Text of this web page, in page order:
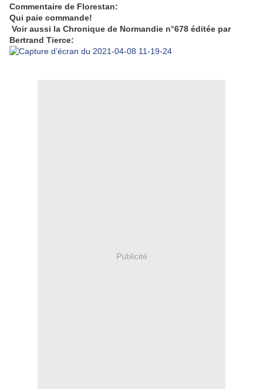
Commentaire de Florestan:
Qui paie commande!
Voir aussi la Chronique de Normandie n°678 éditée par
Bertrand Tierce:
Publicité